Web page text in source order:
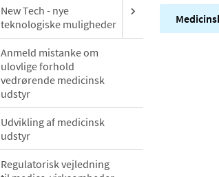
New Tech - nye
teknologiske muligheder
Anmeld mistanke om
ulovlige forhold
vedrørende medicinsk
udstyr
Udvikling af medicinsk
udstyr
Regulatorisk vejledning